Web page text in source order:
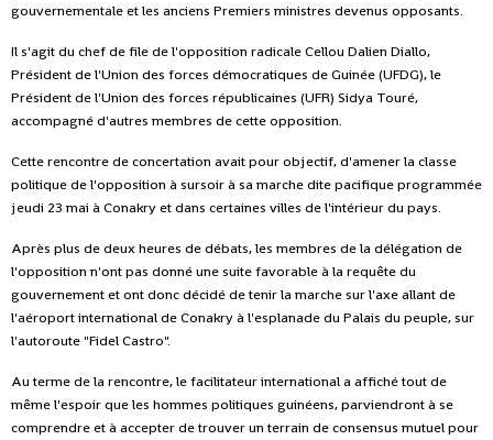
gouvernementale et les anciens Premiers ministres devenus opposants.
Il s'agit du chef de file de l'opposition radicale Cellou Dalien Diallo,
Président de l'Union des forces démocratiques de Guinée (UFDG), le
Président de l'Union des forces républicaines (UFR) Sidya Touré,
accompagné d'autres membres de cette opposition.
Cette rencontre de concertation avait pour objectif, d'amener la classe
politique de l'opposition à sursoir à sa marche dite pacifique programmée
jeudi 23 mai à Conakry et dans certaines villes de l'intérieur du pays.
Après plus de deux heures de débats, les membres de la délégation de
l'opposition n'ont pas donné une suite favorable à la requête du
gouvernement et ont donc décidé de tenir la marche sur l'axe allant de
l'aéroport international de Conakry à l'esplanade du Palais du peuple, sur
l'autoroute "Fidel Castro".
Au terme de la rencontre, le facilitateur international a affiché tout de
même l'espoir que les hommes politiques guinéens, parviendront à se
comprendre et à accepter de trouver un terrain de consensus mutuel pour